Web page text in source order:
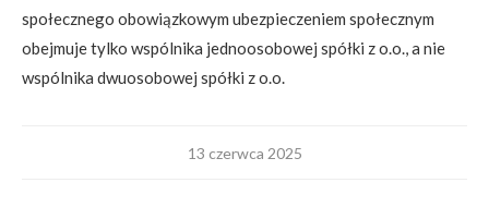
społecznego obowiązkowym ubezpieczeniem społecznym
obejmuje tylko wspólnika jednoosobowej spółki z o.o., a nie
wspólnika dwuosobowej spółki z o.o.
13 czerwca 2025